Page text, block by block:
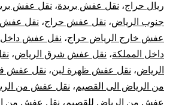
ريال حراج، نقل عفش بريدة، نقل عفش
جنوب الرياض، نقل عفش حراج، نقل عفش
عفش خارج الرياض حراج، نقل عفش داخل
داخل المملكة، نقل عفش شرق الرياض،
الرياض، نقل عفش ظهرة لبن، نقل عفش
من الرياض الى القصيم، نقل عفش من
عفش من الرياض للقصيم، نقل عفش من